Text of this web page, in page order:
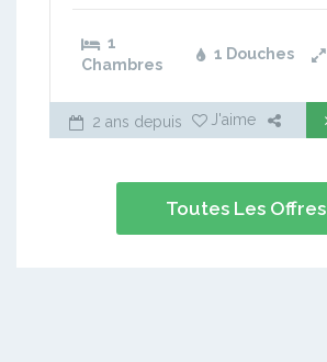
1
Chambres
1 Douches
2 ans depuis J'aime
Toutes Les Offres